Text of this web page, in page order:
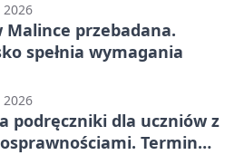
Malince przebadana.
spełnia wymagania
podręczniki dla uczniów z
Termin